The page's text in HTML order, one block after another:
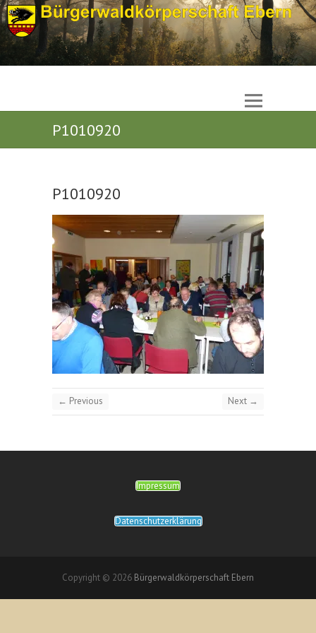
P1010920
P1010920
← Previous Next →
Impressum
Datenschutzerklärung
Copyright © 2026 Bürgerwaldkörperschaft Ebern